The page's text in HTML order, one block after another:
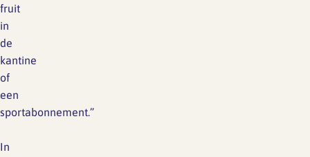
fruit
in
de
kantine
of
een
sportabonnement.”
In